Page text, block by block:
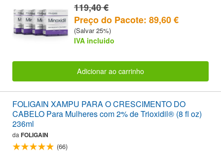
119,40 €
Preço do Pacote: 89,60 €
(Salvar 25%)
IVA incluido
Adicionar ao carrinho
FOLIGAIN XAMPU PARA O CRESCIMENTO DO
CABELO Para Mulheres com 2% de Trioxidil® (8 fl oz)
236ml
da FOLIGAIN
(66)